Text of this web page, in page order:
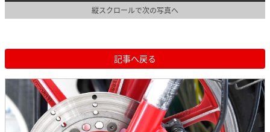
縦スクロールで次の写真へ
記事へ戻る